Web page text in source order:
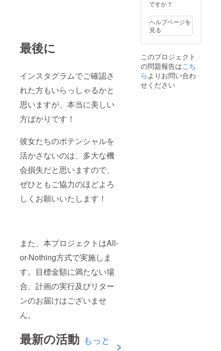
最後に
インスタグラムでご確認さ
れた方もいらっしゃるかと
思いますが、本当に美しい
方ばかりです！
彼女たちのポテンシャルを
活かさないのは、多大な機
会損失だと思いますので、
ぜひともご協力のほどよろ
しくお願いいたします！
また、本プロジェクトはAll-
or-Nothing方式で実施しま
す。目標金額に満たない場
合、計画の実行及びリター
ンのお届けはございませ
ん。
最新の活動 もっと
きま
リター
ンとし
ての雑
誌の販
は得て
いま
す。
ですか？
ヘルプページを
見る
このプロジェクト
の問題報告はこち
らよりお問い合わ
せください